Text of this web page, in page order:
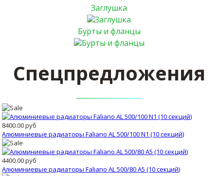
Заглушка
Бурты и фланцы
Спецпредложения
8400.00 руб
Алюминиевые радиаторы Faliano AL 500/100 N1 (10 секций)
4400.00 руб
Алюминиевые радиаторы Faliano AL 500/80 A5 (10 секций)